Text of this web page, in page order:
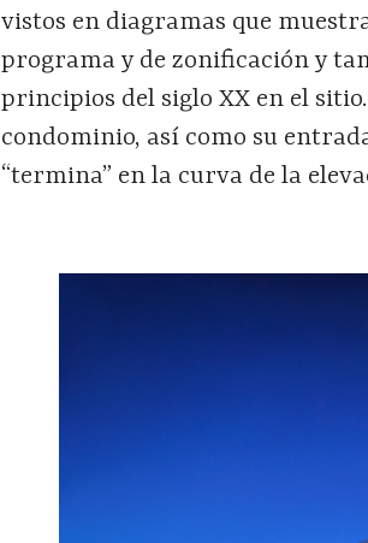
vistos en diagramas que
programa y de zonificación y
principios del siglo XX en el
condominio, así como su
“termina” en la curva de la